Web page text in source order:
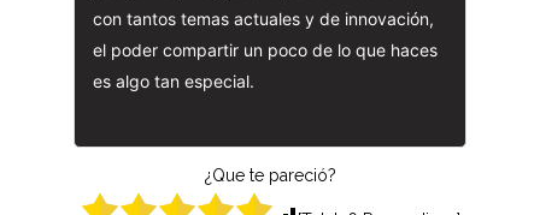
con tantos temas actuales y de innovación,
el poder compartir un poco de lo que haces
es algo tan especial.
¿Que te pareció?